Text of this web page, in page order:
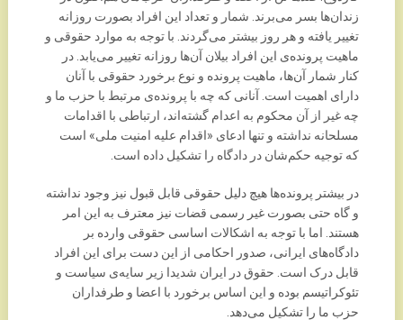
زندان‌ها بسر می‌برند. شمار و تعداد این افراد بصورت روزانه
تغییر یافته و هر روز بیشتر می‌گردند. با توجه به موارد حقوقی و
ماهیت پرونده‌ی این افراد بیلان آن‌ها روزانه تغییر می‌یابد. در
کنار شمار آن‌ها، ماهیت پرونده و نوع برخورد حقوقی با آنان
دارای اهمیت است. آنانی که چه با پرونده‌ی مرتبط با حزب ما و
چه غیر از آن محکوم به اعدام گشته‌اند، ارتباطی با اقدامات
مسلحانه نداشته و تنها ادعای «اقدام علیه امنیت ملی» است
که توجیه حکم‌شان در دادگاه را تشکیل داده است.
در بیشتر پرونده‌ها هیچ دلیل حقوقی قابل قبول نیز وجود نداشته
و گاه حتی بصورت غیر رسمی قضات نیز معترف به این امر
هستند. اما با توجه به اشکالات اساسی حقوقی وارده بر
دادگاه‌های ایرانی، صدور احکامی از این دست برای این افراد
قابل درک است. حقوق در ایران شدیدا زیر سایه‌ی سیاست و
تئوکراتیسم بوده و این اساس برخورد با اعضا و طرفداران
حزب ما را تشکیل می‌دهد.